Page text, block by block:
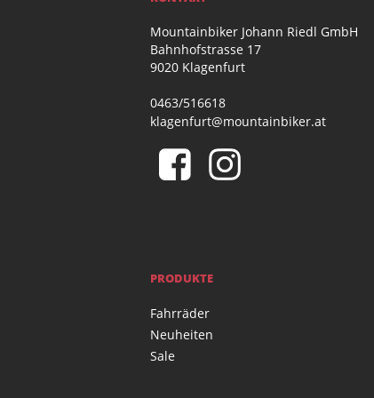
Mountainbiker Johann Riedl GmbH
Bahnhofstrasse 17
9020 Klagenfurt
0463/516618
klagenfurt@mountainbiker.at
PRODUKTE
Fahrräder
Neuheiten
Sale